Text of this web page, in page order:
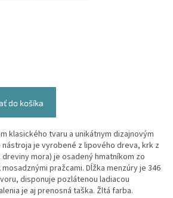
do košíka
klasického tvaru a unikátnym dizajnovým
je vyrobené z lipového dreva, krk z
mora) je osadený hmatníkom zo
pražcami. Dĺžka menzúry je 346
disponuje pozlátenou ladiacou
je aj prenosná taška. Žltá farba.